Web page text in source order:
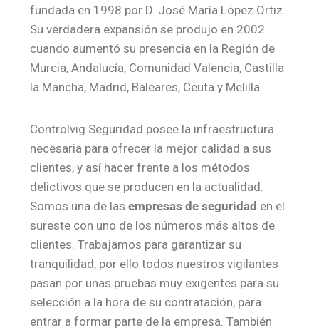
fundada en 1998 por D. José María López Ortiz.
Su verdadera expansión se produjo en 2002
cuando aumentó su presencia en la Región de
Murcia, Andalucía, Comunidad Valencia, Castilla
la Mancha, Madrid, Baleares, Ceuta y Melilla.
Controlvig Seguridad posee la infraestructura
necesaria para ofrecer la mejor calidad a sus
clientes, y así hacer frente a los métodos
delictivos que se producen en la actualidad.
Somos una de las empresas de seguridad en el
sureste con uno de los números más altos de
clientes. Trabajamos para garantizar su
tranquilidad, por ello todos nuestros vigilantes
pasan por unas pruebas muy exigentes para su
selección a la hora de su contratación, para
entrar a formar parte de la empresa. También